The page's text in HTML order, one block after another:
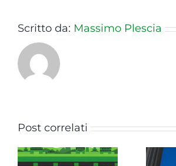
Scritto da: Massimo Plescia
Post correlati
Management: